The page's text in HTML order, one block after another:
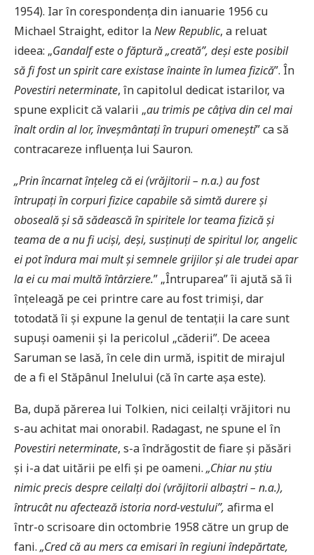
1954). Iar în corespondența din ianuarie 1956 cu
Michael Straight, editor laNew Republic, a reluat
ideea: „Gandalf este o făptură „creată”, deși este posibil
să fi fost un spirit care existase înainte în lumea fizică”. În
Povestiri neterminate, în capitolul dedicat istarilor, va
spune explicit că valarii „au trimis pe câțiva din cel mai
înalt ordin al lor, înveșmântați în trupuri omenești” ca să
contracareze influența lui Sauron.
„Prin încarnat înțeleg că ei (vrăjitorii – n.a.) au fost
întrupați în corpuri fizice capabile să simtă durere și
oboseală și să sădească în spiritele lor teama fizică și
teama de a nu fi uciși, deși, susținuți de spiritul lor, angelic
ei pot îndura mai mult și semnele grijilor și ale trudei apar
la ei cu mai multă întârziere.” „Întruparea” îi ajută să îi
înțeleagă pe cei printre care au fost trimiși, dar
totodată îi și expune la genul de tentații la care sunt
supuși oamenii și la pericolul „căderii”. De aceea
Saruman se lasă, în cele din urmă, ispitit de mirajul
de a fi el Stăpânul Inelului (că în carte așa este).
Ba, după părerea lui Tolkien, nici ceilalți vrăjitori nu
s-au achitat mai onorabil. Radagast, ne spune el în
Povestiri neterminate, s-a îndrăgostit de fiare și păsări
și i-a dat uitării pe elfi și pe oameni. „Chiar nu știu
nimic precis despre ceilalți doi (vrăjitorii albaștri – n.a.),
întrucât nu afectează istoria nord-vestului”, afirma el
într-o scrisoare din octombrie 1958 către un grup de
fani. „Cred că au mers ca emisari în regiuni îndepărtate,